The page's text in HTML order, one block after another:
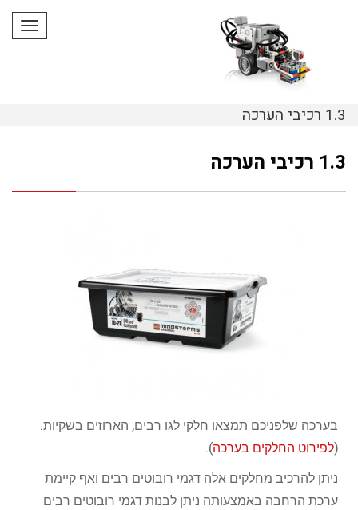
1.3 רכיבי הערכה
1.3 רכיבי הערכה
בערכה שלפניכם תמצאו חלקי לגו רבים, הארוזים בשקיות.
(לפירוט החלקים בערכה).
ניתן להרכיב מחלקים אלה דגמי רובוטים רבים ואף קיימת
ערכת הרחבה באמצעותה ניתן לבנות דגמי רובוטים רבים